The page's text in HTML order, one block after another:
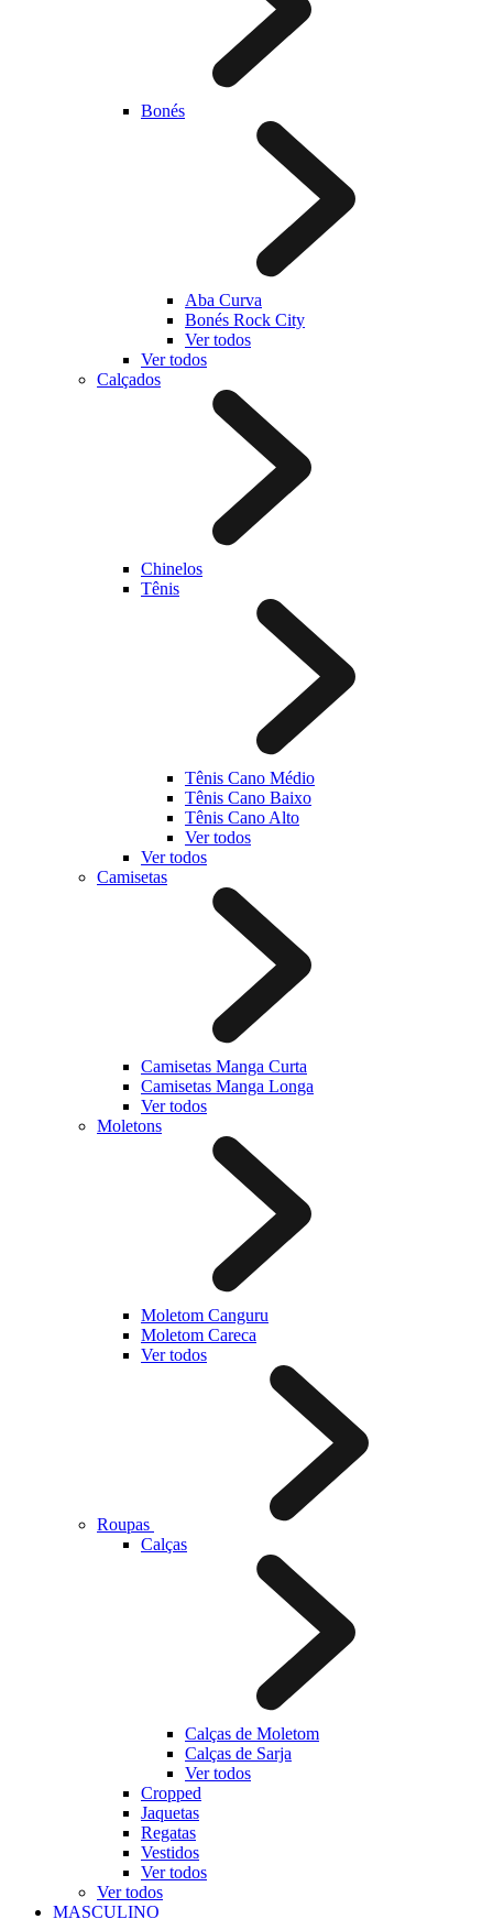
Bonés
Aba Curva
Bonés Rock City
Ver todos
Ver todos
Calçados
Chinelos
Tênis
Tênis Cano Médio
Tênis Cano Baixo
Tênis Cano Alto
Ver todos
Ver todos
Camisetas
Camisetas Manga Curta
Camisetas Manga Longa
Ver todos
Moletons
Moletom Canguru
Moletom Careca
Ver todos
Roupas
Calças
Calças de Moletom
Calças de Sarja
Ver todos
Cropped
Jaquetas
Regatas
Vestidos
Ver todos
Ver todos
MASCULINO